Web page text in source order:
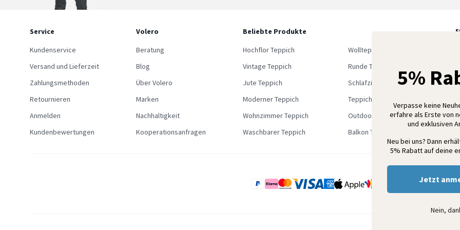
Service
Kundenservice
Versand und Lieferzeit
Zahlungsmethoden
Retournieren
Anmelden
Kundenbewertungen
Volero
Beratung
Blog
Über Volero
Marken
Nachhaltigkeit
Kooperationsanfragen
Beliebte Produkte
Hochflor Teppich
Wollteppich
Vintage Teppich
Runde Teppich
Jute Teppich
Schlafzimmer Teppich
Moderner Teppich
Teppich Outlet
Wohnzimmer Teppich
Outdoor Teppich
Waschbarer Teppich
Balkon Teppich
5%
Verpasse keine
erfahre als Erste von
und exklusiven
Neu bei uns? Dann
5% Rabatt auf deine
Jetzt
Nein,